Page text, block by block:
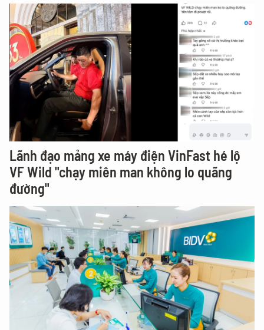
Lãnh đạo mảng xe máy điện VinFast hé lộ
VF Wild "chạy miên man không lo quãng
đường"